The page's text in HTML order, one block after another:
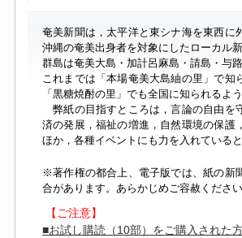
奄美新聞は，太平洋と東シナ海を東西に
沖縄の奄美出身者を対象にしたローカル新
群島は奄美大島・加計呂麻島・請島・与
これまでは「本場奄美大島紬の里」で
「黒糖焼酎の里」でも全国に知られるよ
弊紙の目指すところは，言論の自由を
済の発展，福祉の増進，自然環境の保護
ほか，各種イベントにも力を入れていると
※著作権の都合上、 電子版では、紙の新
合があります。あらかじめご容赦ください
【ご注意】
■お試し購読（10部）をご購入された